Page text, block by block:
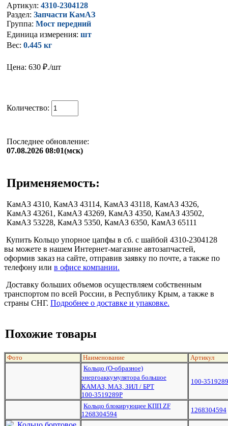
Артикул: 4310-2304128
Раздел: Запчасти КамАЗ
Группа: Мост передний
Единица измерения: шт
Вес: 0.445 кг
Цена: 630 ₽./шт
Количество:
Последнее обновление:
07.08.2026 08:01(мск)
Применяемость:
КамАЗ 4310, КамАЗ 43114, КамАЗ 43118, КамАЗ 4326,
КамАЗ 43261, КамАЗ 43269, КамАЗ 4350, КамАЗ 43502,
КамАЗ 53228, КамАЗ 5350, КамАЗ 6350, КамАЗ 65111
Купить Кольцо упорное цапфы в сб. с шайбой 4310-2304128
вы можете в нашем Интернет-магазине автозапчастей,
оформив заказ на сайте, отправив заявку по почте, а также по
телефону или в офисе компании.
Доставку больших объемов осуществляем собственным
транспортом по всей России, в Республику Крым, а также в
страны СНГ. Подробнее о доставке и упаковке.
Похожие товары
Фото Наименование
Артикул
Кольцо (О-образное)
энергоаккумулятора большое
КАМАЗ, МАЗ, ЗИЛ / БРТ
100-3519289Р
100-
Кольцо блокирующее КПП ZF
1268304594
1268304594